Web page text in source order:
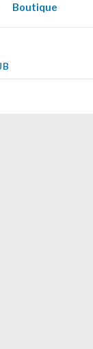
Boutique